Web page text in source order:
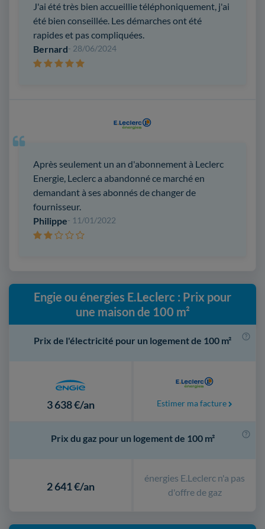
J'ai été très bien accueillie téléphoniquement, j'ai
été bien conseillée. Les démarches ont été
rapides et pas compliquées.
Bernard- 28/06/2024
Après seulement un an d'abonnement à Leclerc
Energie, Leclerc a abandonné ce marché en
demandant à ses abonnés de changer de
fournisseur.
Philippe- 11/01/2022
Engie ou énergies E.Leclerc : Prix pour
une maison de 100 m²
3 638 €/an
Prix de l'électricité pour un logement de 100 m²
Estimer ma facture
2 641 €/an
Prix du gaz pour un logement de 100 m²
énergies E.Leclerc n'a pas
d'offre de gaz